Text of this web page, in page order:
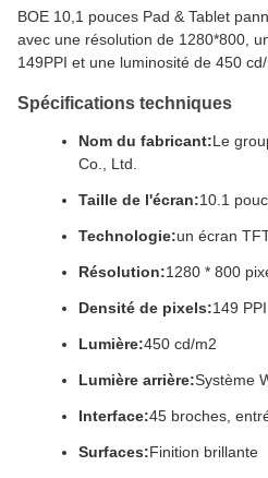
BOE 10,1 pouces Pad & Tablet
avec une résolution de 1280*800,
149PPI et une luminosité de 450 cd/
Spécifications techniques
Nom du fabricant:Le
Co., Ltd.
Taille de l'écran:10.1
Technologie:un écran
Résolution:1280 * 800
Densité de pixels:149 PPI
Lumière:450 cd/m2
Lumière arrière:Système
Interface:45 broches,
Surfaces:Finition brillante